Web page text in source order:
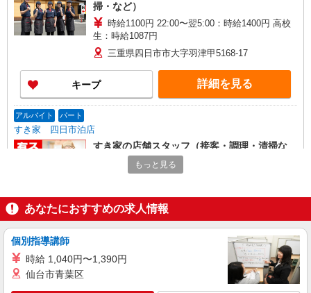
掃・など）
時給1100円 22:00〜翌5:00：時給1400円 高校
生：時給1087円
三重県四日市市大字羽津甲5168-17
キープ 詳細を見る
アルバイト パート
すき家 四日市泊店
すき家の店舗スタッフ（接客・調理・清掃な
時給1,475円
詳細を見る
アルバイト パート
かつ庵 四日市大矢知店
ホール・キッチンスタッフ（簡単な接客・調
もっと見る
あなたにおすすめの求人情報
個別指導講師
時給 1,040円〜1,390円
仙台市青葉区